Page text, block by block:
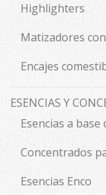
Highlighters
Matizadores
Encajes
ESENCIAS Y
Esencias a base
Concentrados
Esencias Enco